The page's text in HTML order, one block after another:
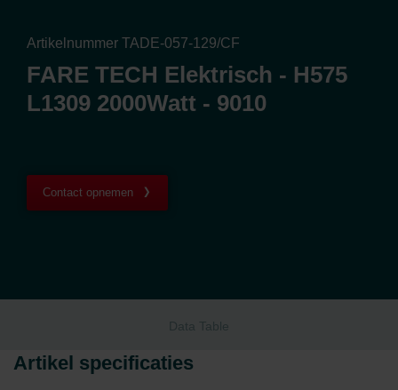
Artikelnummer TADE-057-129/CF
FARE TECH Elektrisch - H575
L1309 2000Watt - 9010
Contact opnemen
Data Table
Artikel specificaties